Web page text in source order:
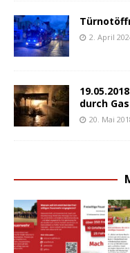
2. April
durch
20. Mai